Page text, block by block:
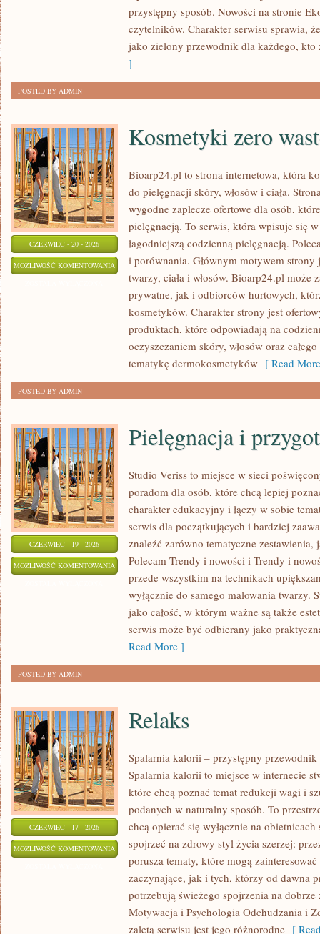
przystępny sposób. Nowości na stronie
czytelników. Charakter serwisu sprawia,
jako zielony przewodnik dla każdego, kto
]
POSTED BY ADMIN
CZERWIEC - 20 - 2026
MOŻLIWOŚĆ KOMENTOWANIA KOSMETYKI
ZERO
WASTE
Kosmetyki zero
Bioarp24.pl to strona internetowa, która
do pielęgnacji skóry, włosów i ciała.
wygodne zaplecze ofertowe dla osób,
pielęgnacją. To serwis, która wpisuje się
łagodniejszą codzienną pielęgnacją.
i porównania. Głównym motywem strony
twarzy, ciała i włosów. Bioarp24.pl może
prywatne, jak i odbiorców hurtowych,
kosmetyków. Charakter strony jest
produktach, które odpowiadają na
oczyszczaniem skóry, włosów oraz
tematykę dermokosmetyków [ Read
POSTED BY ADMIN
CZERWIEC - 19 - 2026
MOŻLIWOŚĆ KOMENTOWANIA PIELĘGNACJA
PRZYGOTOWANIE
SKÓRY
Pielęgnacja i
Studio Veriss to miejsce w sieci
poradom dla osób, które chcą lepiej
charakter edukacyjny i łączy w sobie
serwis dla początkujących i bardziej
znaleźć zarówno tematyczne zestawienia,
Polecam Trendy i nowości i Trendy i
przede wszystkim na technikach
wyłącznie do samego malowania twarzy.
jako całość, w którym ważne są także
serwis może być odbierany jako
Read More ]
POSTED BY ADMIN
CZERWIEC - 17 - 2026
MOŻLIWOŚĆ KOMENTOWANIA RELAKS
Relaks
Spalarnia kalorii – przystępny przewodnik
Spalarnia kalorii to miejsce w internecie
które chcą poznać temat redukcji wagi i
podanych w naturalny sposób. To
chcą opierać się wyłącznie na
spojrzeć na zdrowy styl życia szerzej:
porusza tematy, które mogą
zaczynające, jak i tych, którzy od dawna
potrzebują świeżego spojrzenia na dobrze
Motywacja i Psychologia Odchudzania i
zaletą serwisu jest jego różnorodne [